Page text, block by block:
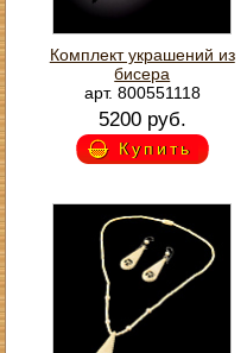
Комплект украшений из
бисера
арт. 800551118
5200 руб.
Купить